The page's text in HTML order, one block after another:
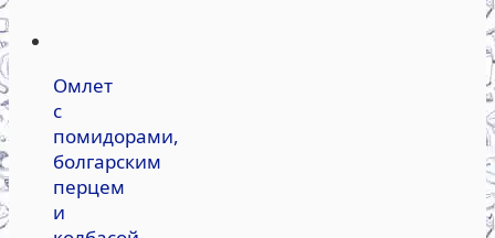
Омлет
с
помидорами,
болгарским
перцем
и